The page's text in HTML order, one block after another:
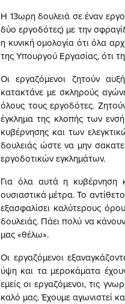
Η 13ωρη δουλειά σε έναν
δύο εργοδότες) με την
η κυνική ομολογία ότι όλα
της Υπουργού Εργασίας, ότι
Οι εργαζόμενοι ζητούν
κατακτάνε με σκληρούς
όλους τους εργοδότες.
έγκλημα της κλοπής των
κυβέρνησης και των
δουλειάς ώστε να μην
εργοδοτικών εγκλημάτων.
Για όλα αυτά η κυβέρνηση
ουσιαστικά μέτρα. Το
εξασφαλίσει καλύτερους
δουλειάς. Πάει πολύ να
μας «θέλω».
Οι εργαζόμενοι
ύψη και τα μεροκάματα
εμείς οι εργαζόμενοι, τις
καλό μας. Έχουμε αγωνιστεί